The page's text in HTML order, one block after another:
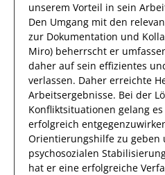
unserem Vorteil in sein
Den Umgang mit den
zur Dokumentation und
Miro) beherrscht er
daher aufsein effizientes
verlassen. Daher erreichte
Arbeitsergebnisse. Bei der
Konfliktsituationen gelang
erfolgreich
Orientierungshilfe zu geben
psychosozialen
hat er eine erfolgreiche